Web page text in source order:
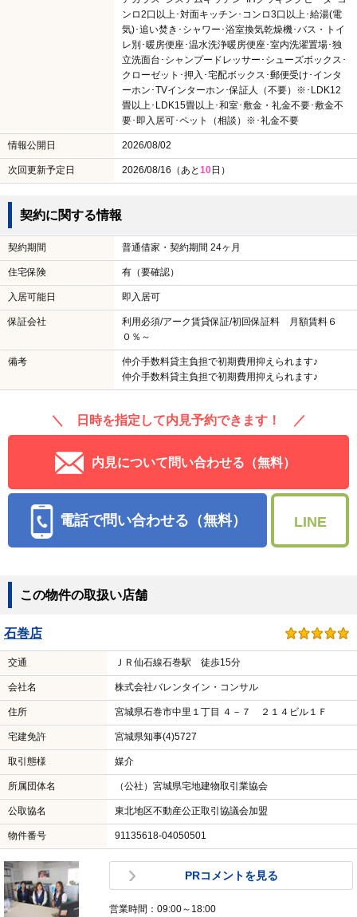
ンロ2口以上･対面キッチン･コンロ3口以上･給湯(電
気)･追い焚き･シャワー･浴室換気乾燥機･バス・トイ
レ別･暖房便座･温水洗浄暖房便座･室内洗濯置場･独
立洗面台･シャンプードレッサー･シューズボックス･
クローゼット･押入･宅配ボックス･郵便受け･インタ
ーホン･TVインターホン･保証人（不要）※･LDK12
畳以上･LDK15畳以上･和室･敷金・礼金不要･敷金不
要･即入居可･ペット（相談）※･礼金不要
情報公開日 2026/08/02
次回更新予定日 2026/08/16（あと10日）
契約に関する情報
契約期間 普通借家・契約期間 24ヶ月
住宅保険 有（要確認）
入居可能日 即入居可
保証会社
利用必須/アーク賃貸保証/初回保証料 月額賃料６
０％～
備考
仲介手数料貸主負担で初期費用抑えられます♪
仲介手数料貸主負担で初期費用抑えられます♪
＼ 日時を指定して内見予約できます！ ／
内見について問い合わせる（無料）
電話で問い合わせる（無料） LINE
この物件の取扱い店舗
石巻店
交通 ＪＲ仙石線石巻駅 徒歩15分
会社名 株式会社バレンタイン・コンサル
住所 宮城県石巻市中里１丁目 ４－７ ２１４ビル１Ｆ
宅建免許 宮城県知事(4)5727
取引態様 媒介
所属団体名 （公社）宮城県宅地建物取引業協会
公取協名 東北地区不動産公正取引協議会加盟
物件番号 91135618-04050501
PRコメントを見る
営業時間：09:00～18:00